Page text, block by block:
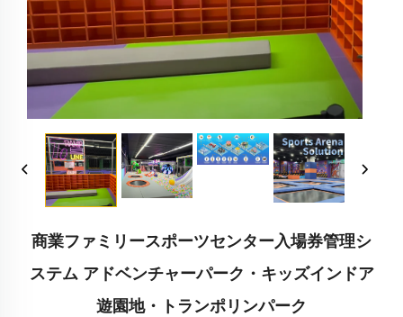
商業ファミリースポーツセンター入場券管理シ
ステム アドベンチャーパーク・キッズインドア
遊園地・トランポリンパーク